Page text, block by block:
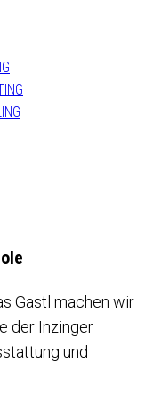
Gastl machen wir
der Inzinger
und